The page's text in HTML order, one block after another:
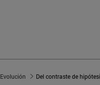
Evolución